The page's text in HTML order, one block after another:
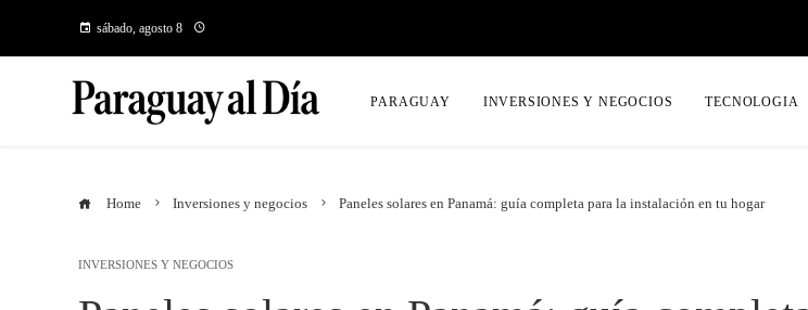
sábado, agosto 8
PARAGUAY INVERSIONES Y NEGOCIOS TECNOLOGIA
Home Inversiones y negocios Paneles solares en Panamá: guía completa para la instalación en tu hogar
INVERSIONES Y NEGOCIOS